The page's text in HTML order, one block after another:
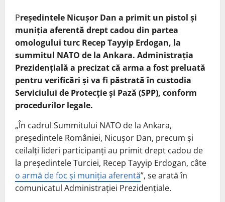
Președintele Nicușor Dan a primit un pistol și
muniția aferentă drept cadou din partea
omologului turc Recep Tayyip Erdogan, la
summitul NATO de la Ankara. Administrația
Prezidențială a precizat că arma a fost preluată
pentru verificări și va fi păstrată în custodia
Serviciului de Protecție și Pază (SPP), conform
procedurilor legale.
„În cadrul Summitului NATO de la Ankara,
preşedintele României, Nicuşor Dan, precum și
ceilalți lideri participanți au primit drept cadou de
la preşedintele Turciei, Recep Tayyip Erdogan, câte
o armă de foc și muniția aferentă”, se arată în
comunicatul Administrației Prezidențiale.